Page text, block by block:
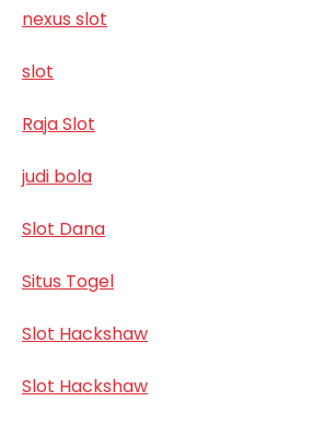
nexus slot
slot
Raja Slot
judi bola
Slot Dana
Situs Togel
Slot Hackshaw
Slot Hackshaw